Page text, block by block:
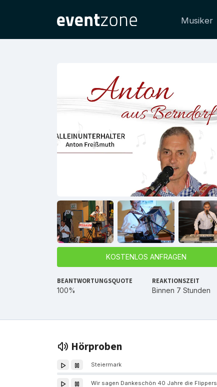
Musiker
KOSTENLOS ANFRAGEN
BEANTWORTUNGSQUOTE
100%
REAKTIONSZEIT
Binnen 7 Stunden
Hörproben
Steiermark
Wir sagen Dankeschön 40 Jahre die Flippers